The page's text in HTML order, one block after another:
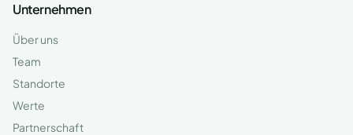
Unternehmen
Über uns
Team
Standorte
Werte
Partnerschaft